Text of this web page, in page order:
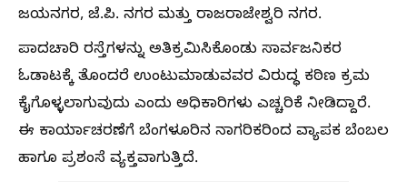
ಜಯನಗರ, ಜೆ.ಪಿ. ನಗರ ಮತ್ತು ರಾಜರಾಜೇಶ್ವರಿ ನಗರ.
ಪಾದಚಾರಿ ರಸ್ತೆಗಳನ್ನು ಅತಿಕ್ರಮಿಸಿಕೊಂಡು ಸಾರ್ವಜನಿಕರ
ಓಡಾಟಕ್ಕೆ ತೊಂದರೆ ಉಂಟುಮಾಡುವವರ ವಿರುದ್ಧ ಕಠಿಣ ಕ್ರಮ
ಕೈಗೊಳ್ಳಲಾಗುವುದು ಎಂದು ಅಧಿಕಾರಿಗಳು ಎಚ್ಚರಿಕೆ ನೀಡಿದ್ದಾರೆ.
ಈ ಕಾರ್ಯಾಚರಣೆಗೆ ಬೆಂಗಳೂರಿನ ನಾಗರಿಕರಿಂದ ವ್ಯಾಪಕ ಬೆಂಬಲ
ಹಾಗೂ ಪ್ರಶಂಸೆ ವ್ಯಕ್ತವಾಗುತ್ತಿದೆ.